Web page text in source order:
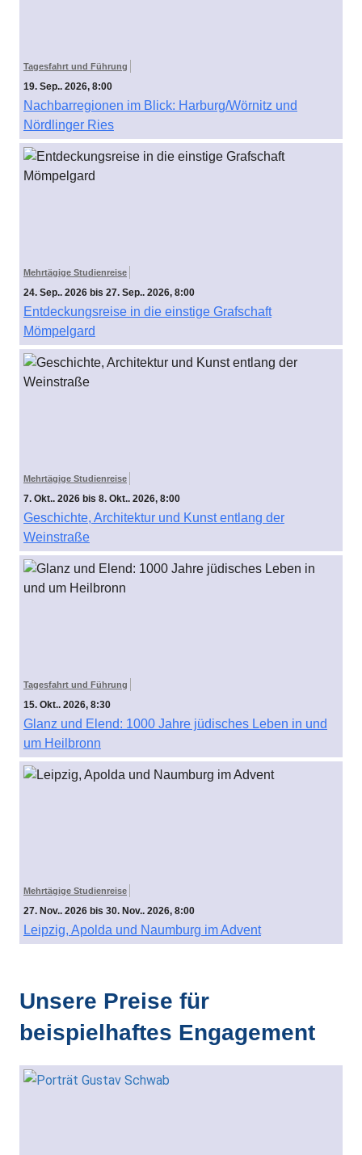
Tagesfahrt und Führung
19. Sep.. 2026, 8:00
Nachbarregionen im Blick: Harburg/Wörnitz und
Nördlinger Ries
Mehrtägige Studienreise
24. Sep.. 2026 bis 27. Sep.. 2026, 8:00
Entdeckungsreise in die einstige Grafschaft
Mömpelgard
Mehrtägige Studienreise
7. Okt.. 2026 bis 8. Okt.. 2026, 8:00
Geschichte, Architektur und Kunst entlang der
Weinstraße
Tagesfahrt und Führung
15. Okt.. 2026, 8:30
Glanz und Elend: 1000 Jahre jüdisches Leben in und
um Heilbronn
Mehrtägige Studienreise
27. Nov.. 2026 bis 30. Nov.. 2026, 8:00
Leipzig, Apolda und Naumburg im Advent
Unsere Preise für
beispielhaftes Engagement